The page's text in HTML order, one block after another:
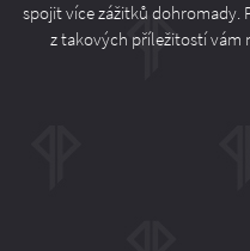
spojit více zážitků dohromady.
z takových příležitostí vám